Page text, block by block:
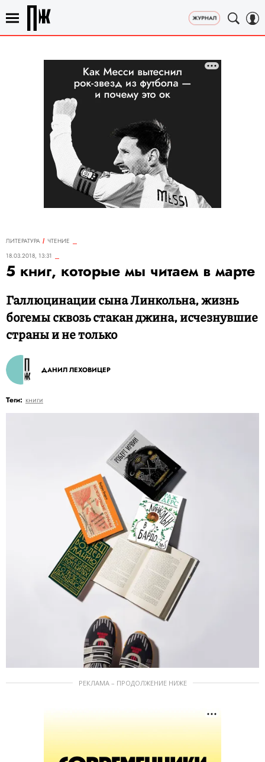
ЛИТЕРАТУРА
ЧТЕНИЕ
18.03.2018, 13:31
5 книг, которые мы читаем в марте
Галлюцинации сына Линкольна, жизнь
богемы сквозь стакан джина, исчезнувшие
страны и не только
ДАНИЛ ЛЕХОВИЦЕР
Теги: книги
РЕКЛАМА – ПРОДОЛЖЕНИЕ НИЖЕ